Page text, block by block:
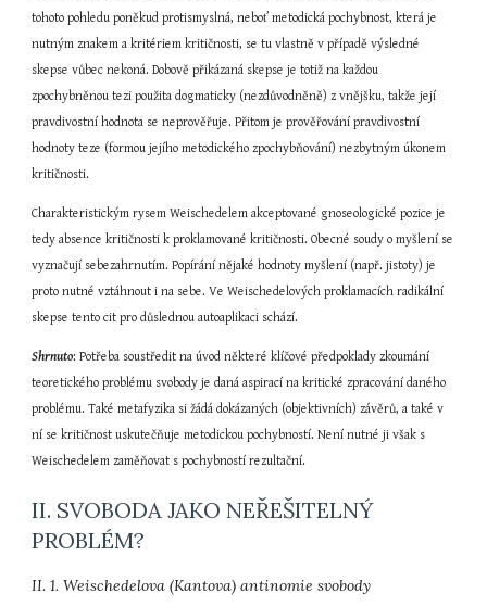
tohoto pohledu poněkud protismyslná, neboť metodická pochybnost, která je
nutným znakem a kritériem kritičnosti, se tu vlastně v případě výsledné
skepse vůbec nekoná. Dobově přikázaná skepse je totiž na každou
zpochybněnou tezi použita dogmaticky (nezdůvodněně) z vnějšku, takže její
pravdivostní hodnota se neprověřuje. Přitom je prověřování pravdivostní
hodnoty teze (formou jejího metodického zpochybňování) nezbytným úkonem
kritičnosti.
Charakteristickým rysem Weischedelem akceptované gnoseologické pozice je
tedy absence kritičnosti k proklamované kritičnosti. Obecné soudy o myšlení se
vyznačují sebezahrnutím. Popírání nějaké hodnoty myšlení (např. jistoty) je
proto nutné vztáhnout i na sebe. Ve Weischedelových proklamacích radikální
skepse tento cit pro důslednou autoaplikaci schází.
Shrnuto: Potřeba soustředit na úvod některé klíčové předpoklady zkoumání
teoretického problému svobody je daná aspirací na kritické zpracování daného
problému. Také metafyzika si žádá dokázaných (objektivních) závěrů, a také v
ní se kritičnost uskutečňuje metodickou pochybností. Není nutné ji však s
Weischedelem zaměňovat s pochybností rezultační.
II. SVOBODA JAKO NEŘEŠITELNÝ
PROBLÉM?
II. 1. Weischedelova (Kantova) antinomie svobody